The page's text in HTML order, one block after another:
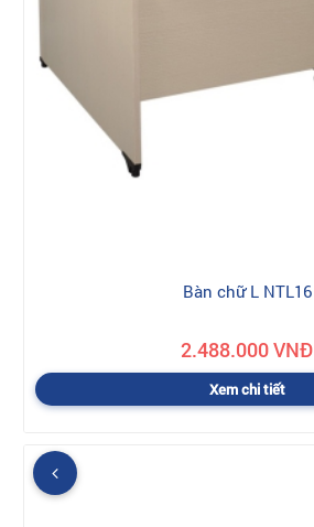
Bàn chữ L NTL16
2.488.000 VNĐ
Xem chi tiết